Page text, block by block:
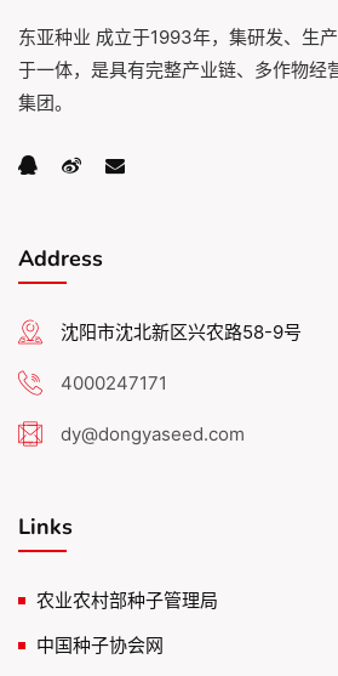
东亚种业 成立于1993年，集研发、生
于一体，是具有完整产业链、多作物经
集团。
Address
沈阳市沈北新区兴农路58-9号
4000247171
dy@dongyaseed.com
Links
农业农村部种子管理局
中国种子协会网